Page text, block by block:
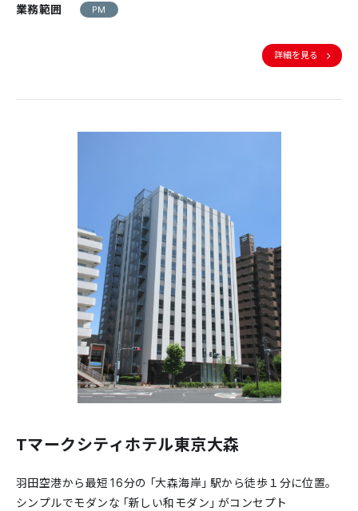
業務範囲
PM
詳細を見る
Tマークシティホテル東京大森
羽田空港から最短16分の「大森海岸」駅から徒歩１分に位置。
シンプルでモダンな「新しい和モダン」がコンセプト